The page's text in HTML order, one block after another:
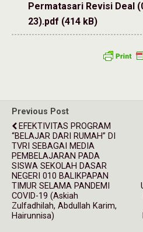
Permatasari Revisi Deal
23).pdf (414 kB)
Previous Post
EFEKTIVITAS PROGRAM
“BELAJAR DARI RUMAH” DI
TVRI SEBAGAI MEDIA
PEMBELAJARAN PADA
SISWA SEKOLAH DASAR
NEGERI 010 BALIKPAPAN
TIMUR SELAMA PANDEMI
COVID-19 (Askiah
Zulfadhilah, Abdullah Karim,
Hairunnisa)